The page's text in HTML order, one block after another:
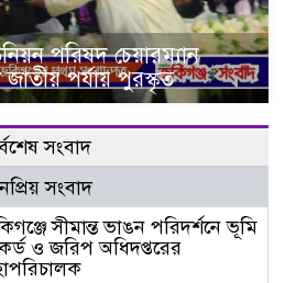
পরিষদ চেয়ারম্যান
পর্যায় পুরস্কৃত
সংবাদ
সংবাদ
সীমান্ত ভাঙন পরিদর্শনে ভূমি
ও জরিপ অধিদপ্তরের